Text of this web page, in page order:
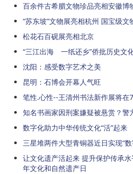
百余件古希腊文物珍品亮相安徽博
“苏东坡”文物展亮相杭州 国宝级
松花石百砚展亮相北京
“三江出海 一纸还乡”侨批历史文
沈阳：感受数字艺术之美
昆明：石博会开幕人气旺
笔性.心性--王清州书法新作展将在
知名书画家因刑案嫌疑被悬赏？警
数字化助力中华传统文化“活”起来
三星堆两件大型青铜器近日实现“
让文化遗产活起来 提升保护传承
年文化和自然遗产日